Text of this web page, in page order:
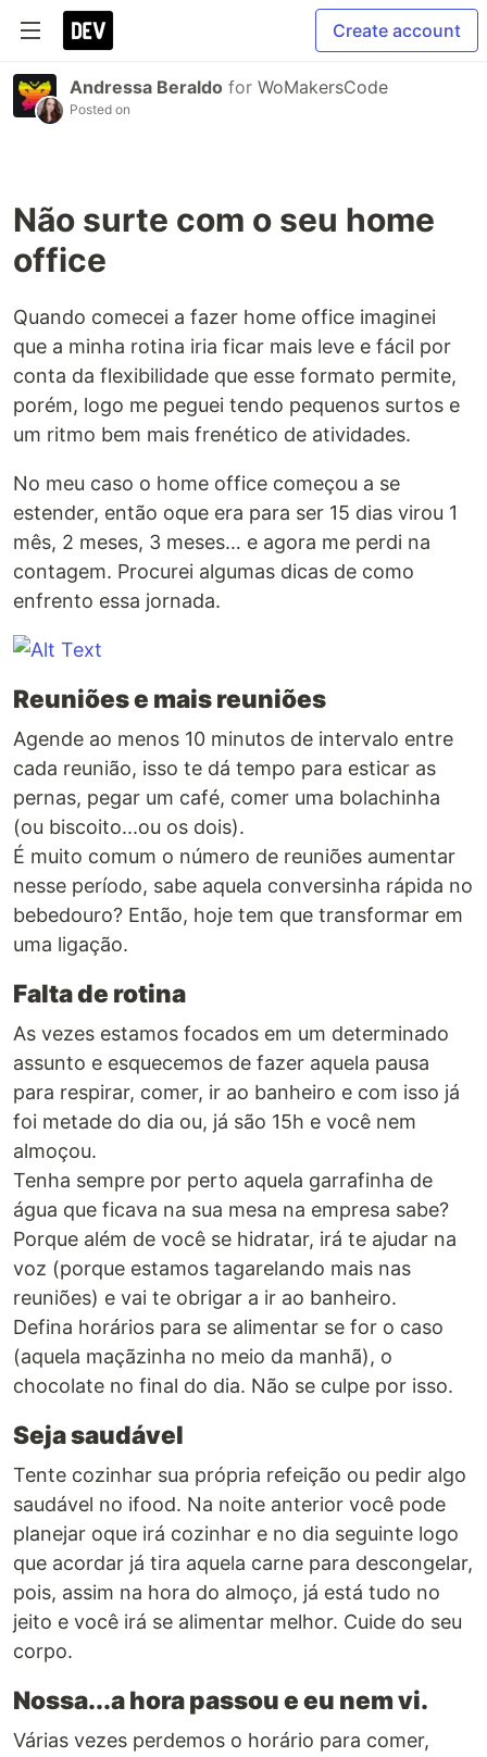
Create account
Andressa Beraldo for WoMakersCode
Posted on
Não surte com o seu home
office
Quando comecei a fazer home office imaginei
que a minha rotina iria ficar mais leve e fácil por
conta da flexibilidade que esse formato permite,
porém, logo me peguei tendo pequenos surtos e
um ritmo bem mais frenético de atividades.
No meu caso o home office começou a se
estender, então oque era para ser 15 dias virou 1
mês, 2 meses, 3 meses… e agora me perdi na
contagem. Procurei algumas dicas de como
enfrento essa jornada.
Reuniões e mais reuniões
Agende ao menos 10 minutos de intervalo entre
cada reunião, isso te dá tempo para esticar as
pernas, pegar um café, comer uma bolachinha
(ou biscoito...ou os dois).
É muito comum o número de reuniões aumentar
nesse período, sabe aquela conversinha rápida no
bebedouro? Então, hoje tem que transformar em
uma ligação.
Falta de rotina
As vezes estamos focados em um determinado
assunto e esquecemos de fazer aquela pausa
para respirar, comer, ir ao banheiro e com isso já
foi metade do dia ou, já são 15h e você nem
almoçou.
Tenha sempre por perto aquela garrafinha de
água que ficava na sua mesa na empresa sabe?
Porque além de você se hidratar, irá te ajudar na
voz (porque estamos tagarelando mais nas
reuniões) e vai te obrigar a ir ao banheiro.
Defina horários para se alimentar se for o caso
(aquela maçãzinha no meio da manhã), o
chocolate no final do dia. Não se culpe por isso.
Seja saudável
Tente cozinhar sua própria refeição ou pedir algo
saudável no ifood. Na noite anterior você pode
planejar oque irá cozinhar e no dia seguinte logo
que acordar já tira aquela carne para descongelar,
pois, assim na hora do almoço, já está tudo no
jeito e você irá se alimentar melhor. Cuide do seu
corpo.
Nossa...a hora passou e eu nem vi.
Várias vezes perdemos o horário para comer,